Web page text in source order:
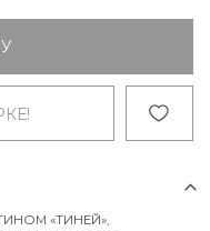
«ТИНЕЙ»,